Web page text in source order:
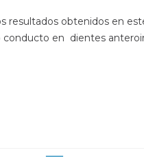
resultados obtenidos en
conducto en dientes